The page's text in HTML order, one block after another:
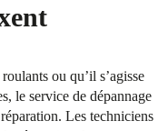
ou qu’il s’agisse
le service de dépannage
Les techniciens